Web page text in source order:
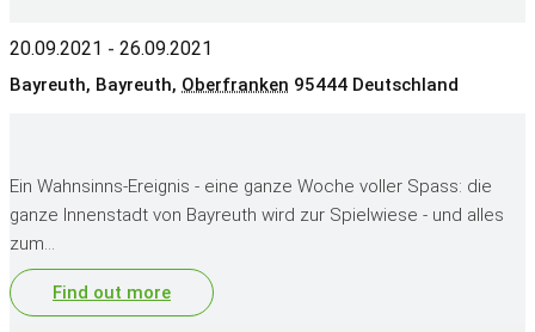
20.09.2021 - 26.09.2021
Bayreuth, Bayreuth, Oberfranken 95444 Deutschland
Ein Wahnsinns-Ereignis - eine ganze Woche voller Spass: die
ganze Innenstadt von Bayreuth wird zur Spielwiese - und alles
zum…
Find out more